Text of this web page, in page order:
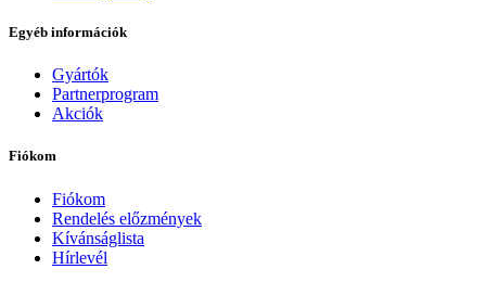
Egyéb információk
Gyártók
Partnerprogram
Akciók
Fiókom
Fiókom
Rendelés előzmények
Kívánságlista
Hírlevél